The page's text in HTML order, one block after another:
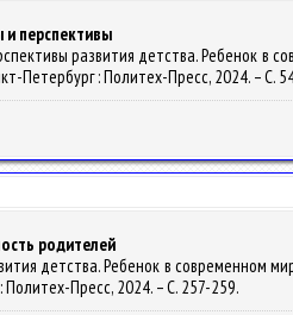
перспективы
развития детства. Ребенок в
Петербург : Политех-Пресс, 2024. – С.
родителей
детства. Ребенок в современном
Пресс, 2024. – С. 257-259.